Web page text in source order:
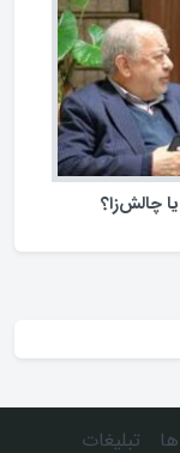
چالش‌زا؟
تبلیغات